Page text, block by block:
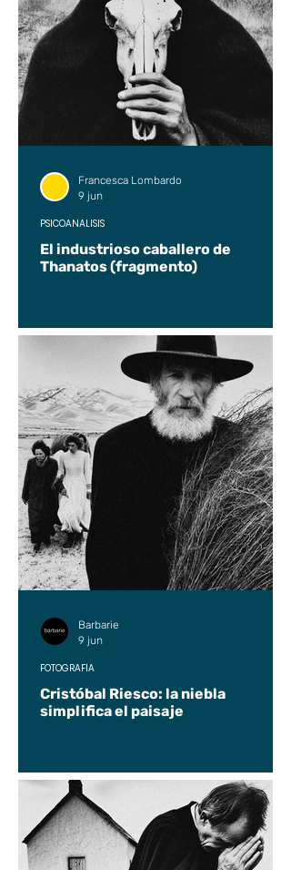
El industrioso caballero de
Thanatos (fragmento)
PSICOANÁLISIS
Francesca Lombardo
9 jun
Cristóbal Riesco: la niebla
simplifica el paisaje
FOTOGRAFÍA
Barbarie
9 jun